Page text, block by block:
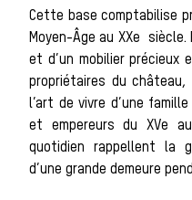
meute
Les
chasse
Cette base comptabilise
Moyen-Âge au XXe
et d’un mobilier précieux
propriétaires du
l’art de vivre d’une
et empereurs du XVe
quotidien rappellent la
d’une grande demeure